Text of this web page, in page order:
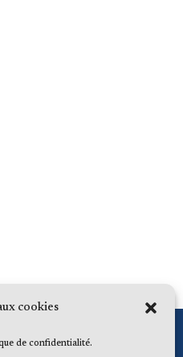
cookies
de confidentialité.